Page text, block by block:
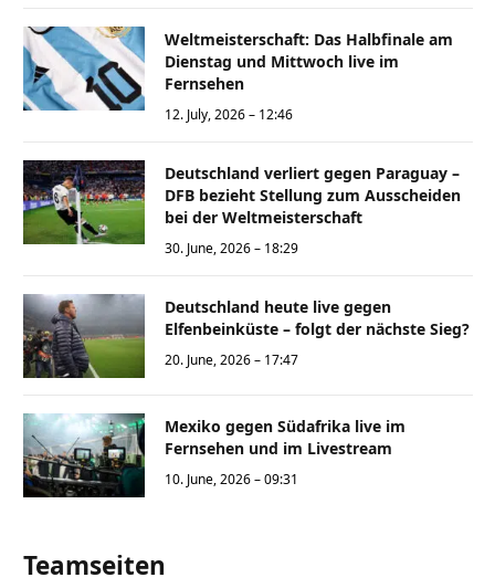
Weltmeisterschaft: Das Halbfinale am
Dienstag und Mittwoch live im
Fernsehen
12. July, 2026 – 12:46
Deutschland verliert gegen Paraguay –
DFB bezieht Stellung zum Ausscheiden
bei der Weltmeisterschaft
30. June, 2026 – 18:29
Deutschland heute live gegen
Elfenbeinküste – folgt der nächste Sieg?
20. June, 2026 – 17:47
Mexiko gegen Südafrika live im
Fernsehen und im Livestream
10. June, 2026 – 09:31
Teamseiten